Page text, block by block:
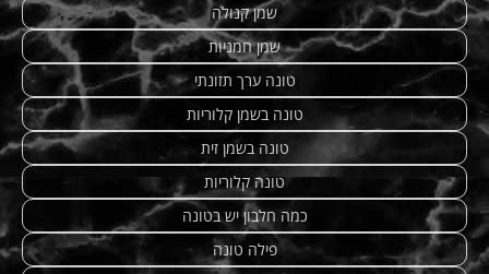
שמן קנולה
שמן חמניות
טונה ערך תזונתי
טונה בשמן קלוריות
טונה בשמן זית
טונה קלוריות
כמה חלבון יש בטונה
פילה טונה